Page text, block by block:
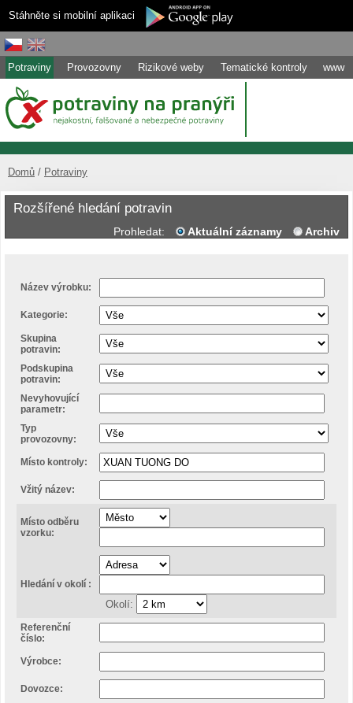
Stáhněte si mobilní aplikaci
Potraviny Provozovny Rizikové weby Tematické kontroly www
Domů Potraviny
Rozšířené hledání potravin
Prohledat: Aktuální záznamy Archiv
Název výrobku:
Kategorie:
Skupina
potravin:
Podskupina
potravin:
Nevyhovující
parametr:
Typ
provozovny:
Místo kontroly:
Vžitý název:
Místo odběru
vzorku:
Hledání v okolí :
Okolí:
Referenční
číslo:
Výrobce:
Dovozce: